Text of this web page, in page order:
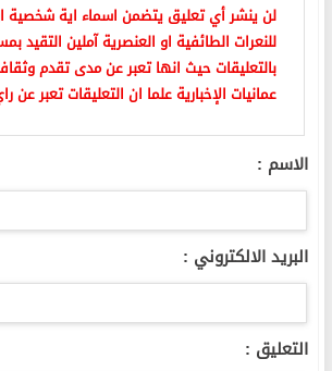
لن ينشر أي تعليق يتضمن اسماء اية شخصية او
للنعرات الطائفية او العنصرية آملين التقيد
بالتعليقات حيث انها تعبر عن مدى تقدم
عمانيات الإخبارية علما ان التعليقات تعبر
الاسم :
البريد الالكتروني :
التعليق :